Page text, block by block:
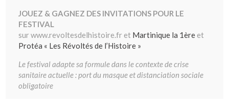
JOUEZ & GAGNEZ DES INVITATIONS POUR LE
FESTIVAL
sur www.revoltesdelhistoire.fr et Martinique la 1ère et
Protéa « Les Révoltés de l’Histoire »
Le festival adapte sa formule dans le contexte de crise
sanitaire actuelle : port du masque et distanciation sociale
obligatoire